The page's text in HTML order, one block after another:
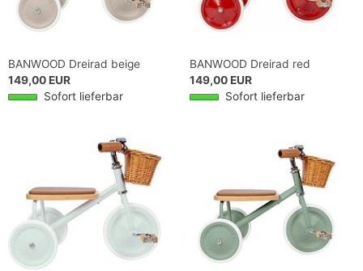
BANWOOD Dreirad beige
149,00 EUR
Sofort lieferbar
BANWOOD Dreirad red
149,00 EUR
Sofort lieferbar